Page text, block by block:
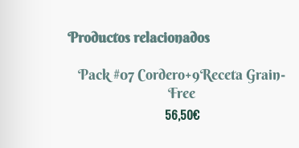
Productos relacionados
Pack #07 Cordero+9Receta Grain-
Free
56,50€